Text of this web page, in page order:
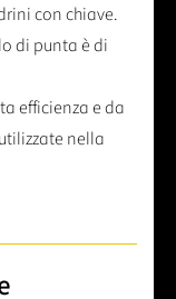
con chiave.
di punta è di
efficienza e da
nella